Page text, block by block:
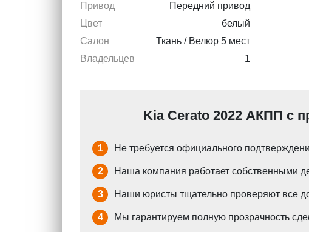
Привод
Передний привод
Цвет
белый
Салон
Ткань / Велюр 5 мест
Владельцев
1
Kia Cerato 2022 АКПП с
1 Не требуется официального
2 Наша компания работает собственными
3 Наши юристы тщательно проверяют все
4 Мы гарантируем полную прозрачность